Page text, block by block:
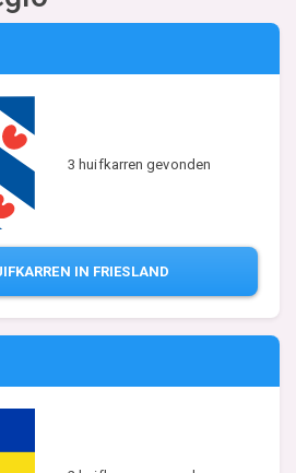
3 huifkarren gevonden
IN FRIESLAND